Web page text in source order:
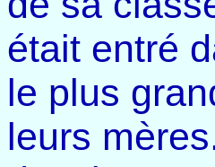
était entré
le plus
leurs